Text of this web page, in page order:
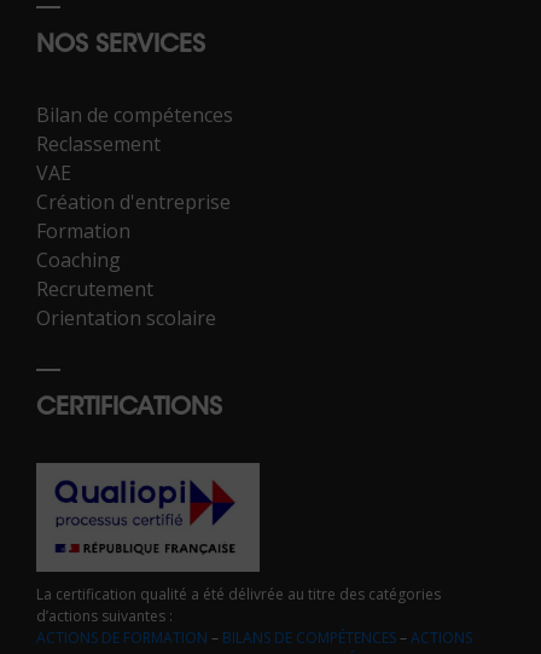
NOS SERVICES
Bilan de compétences
Reclassement
VAE
Création d'entreprise
Formation
Coaching
Recrutement
Orientation scolaire
CERTIFICATIONS
La certification qualité a été délivrée au titre des catégories
d’actions suivantes :
ACTIONS DE FORMATION – BILANS DE COMPÉTENCES–ACTIONS